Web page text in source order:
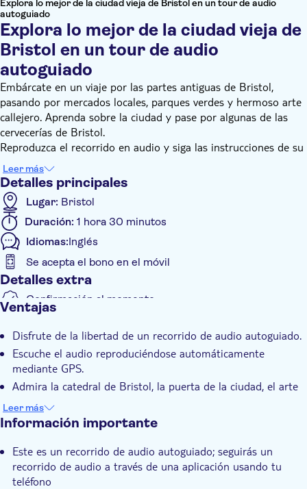
Explora lo mejor de la ciudad vieja de Bristol en un tour de audio
autoguiado
Explora lo mejor de la ciudad vieja de
Bristol en un tour de audio
autoguiado
Embárcate en un viaje por las partes antiguas de Bristol,
pasando por mercados locales, parques verdes y hermoso arte
callejero. Aprenda sobre la ciudad y pase por algunas de las
cervecerías de Bristol.
Reproduzca el recorrido en audio y siga las instrucciones de su
guía para pasear por las calles. Pasarás la puerta de la ciudad,
la última que queda de Bristol. Admire dos de las obras de
arte callejero de Bansky, la catedral de Bristol y los muelles
históricos. Mientras tanto, aprenderá sobre los orígenes de
Bristol, un reloj que muestra dos horas diferentes y otros
datos divertidos e interesantes.
Si quieres, haz algunas paradas en el pub más antiguo de la
ciudad o en cualquiera de los otros pubs que te indicará tu
guía. Este recorrido de audio autoguiado se puede disfrutar en
el lugar o incluso virtualmente en casa con la función de
reproducción continua de VoiceMap que desactiva la
Leer más
Detalles principales
Lugar: Bristol
Duración: 1 hora 30 minutos
Idiomas:Inglés
Se acepta el bono en el móvil
Detalles extra
Confirmación al momento
Ventajas
Disfrute de la libertad de un recorrido de audio autoguiado.
Escuche el audio reproduciéndose automáticamente
mediante GPS.
Admira la catedral de Bristol, la puerta de la ciudad, el arte
callejero y más
Vea el pub más antiguo de Bristol y aprenda sobre las
cervecerías locales.
Descubra historias locales y datos curiosos
Leer más
Información importante
Este es un recorrido de audio autoguiado; seguirás un
recorrido de audio a través de una aplicación usando tu
teléfono